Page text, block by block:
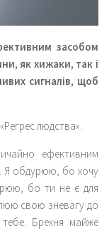
засобом
як хижаки, так і
сигналів, щоб
людства».
ефективним
Я обдурюю, бо хочу
бо ти не є для
свою зневагу до
Брехня майже